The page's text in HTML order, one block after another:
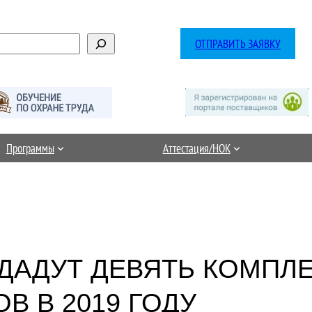
ОТПРАВИТЬ ЗАЯВКУ
Программы Аттестация/НОК
ДЕВЯТЬ
В 2019 ГОДУ